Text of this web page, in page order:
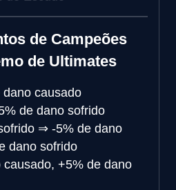
de Campeões
de Ultimates
dano causado
de dano sofrido
⇒ -5% de dano
dano sofrido
causado, +5% de dano